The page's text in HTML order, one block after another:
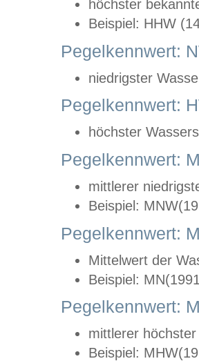
höchster
Beispiel: HHW
Pegelkennwert:
niedrigster
Pegelkennwert:
höchster
Pegelkennwert:
mittlerer
Beispiel:
Pegelkennwert:
Mittelwert der
Beispiel:
Pegelkennwert:
mittlerer
Beispiel: